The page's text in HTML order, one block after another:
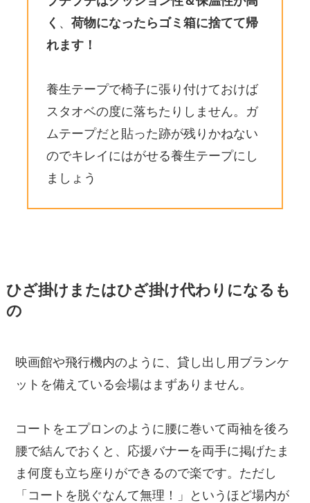
く 、荷物になったらゴミ箱に捨てて帰
れます！
養生テープで椅子に張り付けておけば
スタオベの度に落ちたりしません。ガ
ムテープだと貼った跡が残りかねない
のでキレイにはがせる養生テープにし
ましょう
ひざ掛けまたはひざ掛け代わりになるも
の
映画館や飛行機内のように、貸し出し用ブランケ
ットを備えている会場はまずありません。
コートをエプロンのように腰に巻いて両袖を後ろ
腰で結んでおくと、応援バナーを両手に掲げたま
ま何度も立ち座りができるので楽です。ただし
「コートを脱ぐなんて無理！」というほど場内が